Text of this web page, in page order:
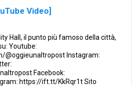
Video]
Hall, il punto più famoso della città,
Youtube:
@oggieunaltropost Instagram:
Facebook:
https://ift.tt/KkRqr1t Sito